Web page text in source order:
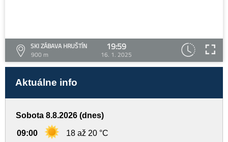
SKI ZÁBAVA HRUŠTÍN
900 m
19:59
16. 1. 2025
Aktuálne info
Sobota 8.8.2026 (dnes)
09:00 18 až 20 °C